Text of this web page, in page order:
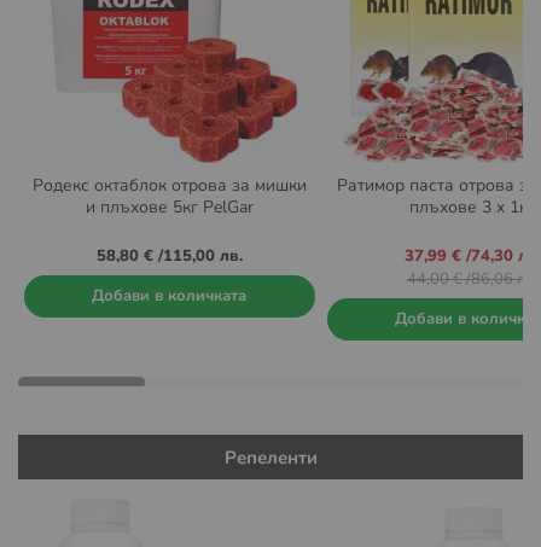
Родекс октаблок отрова за мишки
и плъхове 5кг PelGar
58,80 €/115,00 лв.
Добави в количката
Ратимор паста отрова
плъхове 3 x 1кг.
Промо
цена
37,99 €/74,30 лв.
44,00 €/86,06 лв.
Добави в
Репеленти